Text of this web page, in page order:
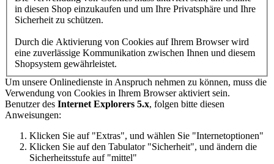
in diesen Shop einzukaufen und um Ihre Privatsphäre und Ihre
Sicherheit zu schützen.
Durch die Aktivierung von Cookies auf Ihrem Browser wird
eine zuverlässige Kommunikation zwischen Ihnen und diesem
Shopsystem gewährleistet.
Um unsere Onlinedienste in Anspruch nehmen zu können, muss die
Verwendung von Cookies in Ihrem Browser aktiviert sein.
Benutzer des Internet Explorers 5.x, folgen bitte diesen
Anweisungen:
Klicken Sie auf "Extras", und wählen Sie "Internetoptionen"
Klicken Sie auf den Tabulator "Sicherheit", und ändern die
Sicherheitsstufe auf "mittel"